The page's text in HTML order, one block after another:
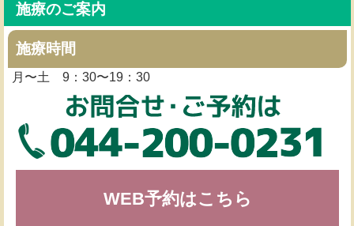
施療のご案内
施療時間
月〜土 9：30〜19：30
WEB予約はこちら